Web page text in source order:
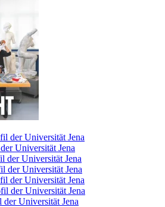
der Universität Jena
Universität Jena
der Universität Jena
der Universität Jena
der Universität Jena
der Universität Jena
Universität Jena